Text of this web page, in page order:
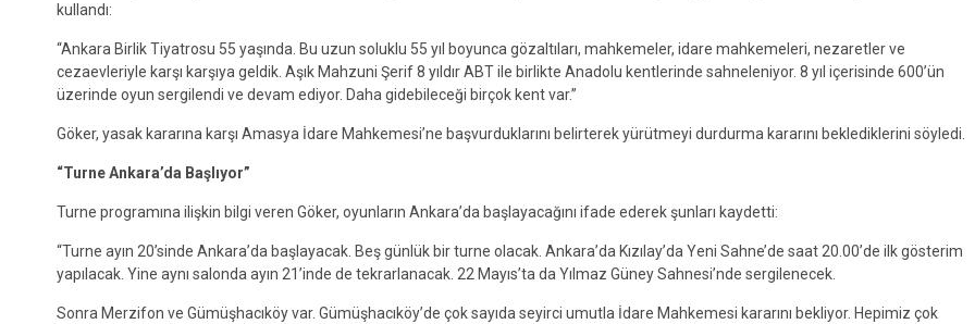
kullandı:
“Ankara Birlik Tiyatrosu 55 yaşında. Bu uzun soluklu 55 yıl boyunca gözaltıları, mahkemeler, idare mahkemeleri, nezaretler ve
cezaevleriyle karşı karşıya geldik. Aşık Mahzuni Şerif 8 yıldır ABT ile birlikte Anadolu kentlerinde sahneleniyor. 8 yıl içerisinde 600’ün
üzerinde oyun sergilendi ve devam ediyor. Daha gidebileceği birçok kent var.”
Göker, yasak kararına karşı Amasya İdare Mahkemesi’ne başvurduklarını belirterek yürütmeyi durdurma kararını beklediklerini söyledi.
“Turne Ankara’da Başlıyor”
Turne programına ilişkin bilgi veren Göker, oyunların Ankara’da başlayacağını ifade ederek şunları kaydetti:
“Turne ayın 20’sinde Ankara’da başlayacak. Beş günlük bir turne olacak. Ankara’da Kızılay’da Yeni Sahne’de saat 20.00’de ilk gösterim
yapılacak. Yine aynı salonda ayın 21’inde de tekrarlanacak. 22 Mayıs’ta da Yılmaz Güney Sahnesi’nde sergilenecek.
Sonra Merzifon ve Gümüşhacıköy var. Gümüşhacıköy’de çok sayıda seyirci umutla İdare Mahkemesi kararını bekliyor. Hepimiz çok